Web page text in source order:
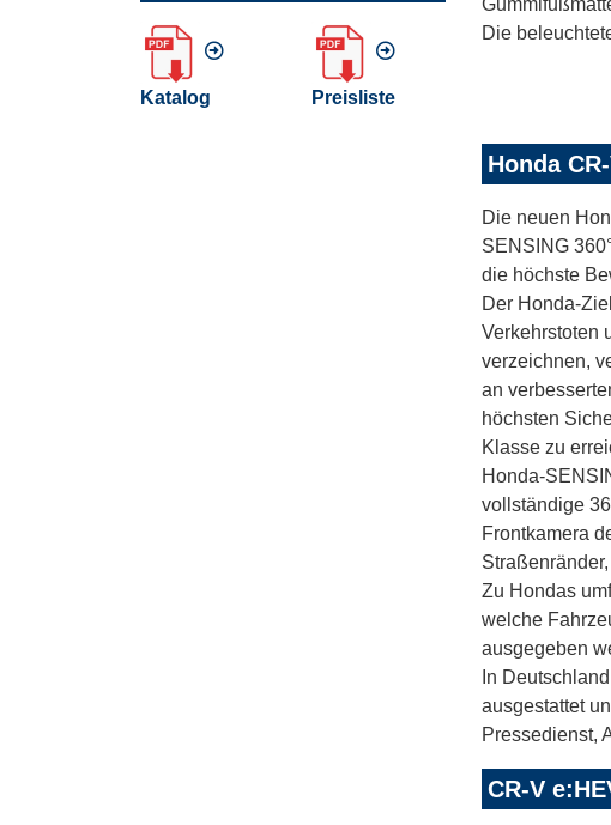
Katalog Preisliste
Die
Honda
Die neuen
SENSING
die höchste
Der Honda-
Verkehrstoten
verzeichnen,
an
höchsten
Klasse zu
Honda-
vollständige
Frontkamera
Zu Hondas
welche
ausgegeben
In
ausgestattet
Pressedienst,
CR-V